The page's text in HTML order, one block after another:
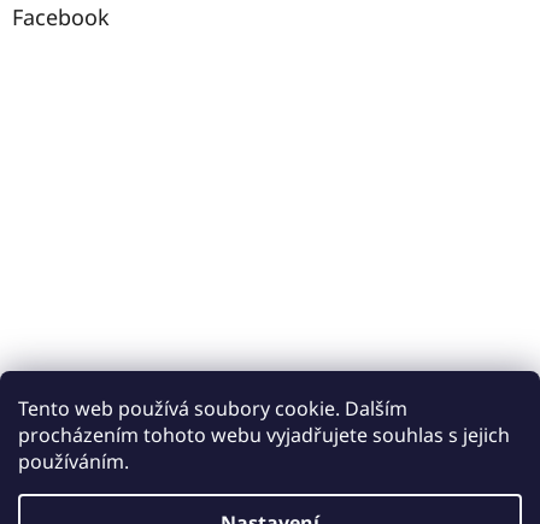
Tento web používá soubory cookie. Dalším
procházením tohoto webu vyjadřujete souhlas s jejich
používáním.
Facebook